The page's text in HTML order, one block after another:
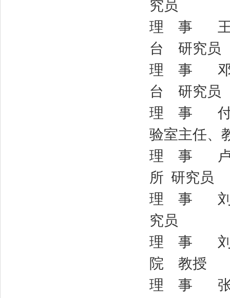
究员
理 事 王
台 研究员
理 事 邓
台 研究员
理 事 付
验室主任、
理 事 卢
所 研究员
理 事 刘
究员
理 事 刘
院 教授
理 事 张